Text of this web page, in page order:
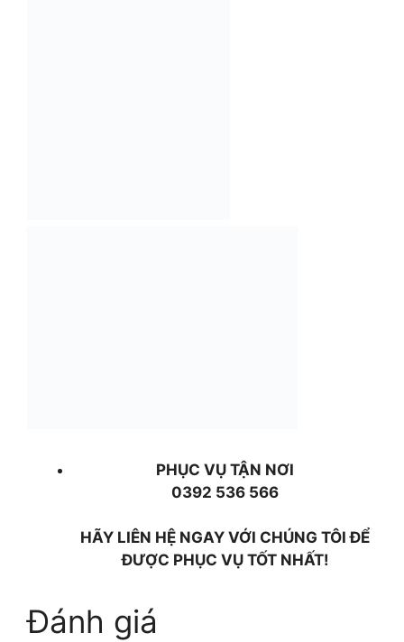
PHỤC VỤ TẬN NƠI
0392 536 566
HÃY LIÊN HỆ NGAY VỚI CHÚNG TÔI ĐỂ
ĐƯỢC PHỤC VỤ TỐT NHẤT!
Đánh giá